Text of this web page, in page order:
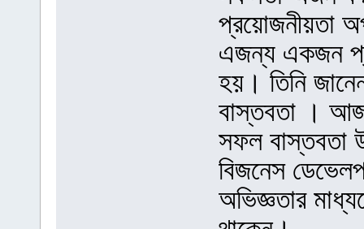
প্রয়োজনীয়তা
এজন্য একজন
হয়। তিনি
বাস্তবতা ।
সফল
বিজনেস
অভিজ্ঞতার